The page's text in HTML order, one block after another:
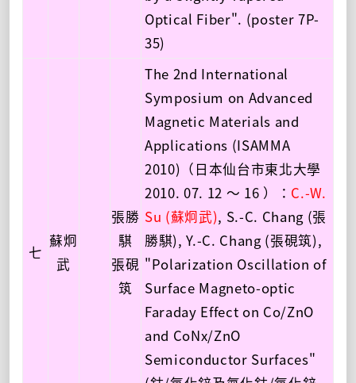
Optical Fiber". (poster 7P-
35)
七
蘇炯
武
張勝
騏
張硯
筑
The 2nd International
Symposium on Advanced
Magnetic Materials and
Applications (ISAMMA
2010)（日本仙台市東北大學
2010. 07. 12 ～ 16 ）： C.-W.
Su (蘇炯武), S.-C. Chang (張
勝騏), Y.-C. Chang (張硯筑),
"Polarization Oscillation of
Surface Magneto-optic
Faraday Effect on Co/ZnO
and CoNx/ZnO
Semiconductor Surfaces"